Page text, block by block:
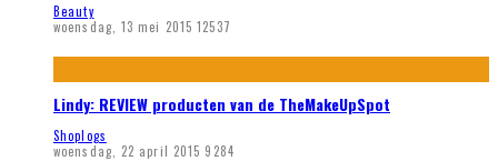
Beauty
woensdag, 13 mei 2015 12537
Lindy: REVIEW producten van de TheMakeUpSpot
Shoplogs
woensdag, 22 april 2015 9284